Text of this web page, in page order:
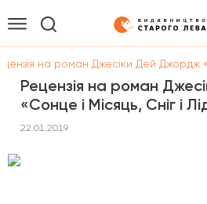
на роман Джесіки Дей Джордж
Рецензія на роман
«Сонце і Місяць, Сніг і
22.01.2019